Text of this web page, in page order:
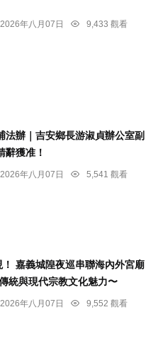
2026年八月07日
9,433 觀看
法辦｜吉安鄉長游淑貞辦公室副
辭獲准！
2026年八月07日
5,541 觀看
嘉義城隍夜巡串聯海內外宮廟
統與現代宗教文化魅力〜
2026年八月07日
9,552 觀看